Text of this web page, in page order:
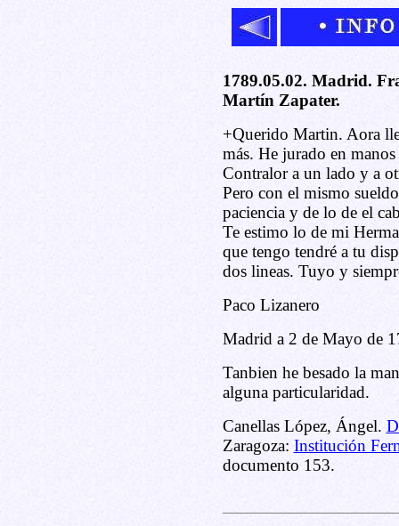
1789.05.02. Madrid.
Martín Zapater.
+Querido Martin. Aora
más. He jurado en
Contralor a un lado y a
Pero con el mismo
paciencia y de lo de el
Te estimo lo de mi
que tengo tendré a tu
dos lineas. Tuyo y
Paco Lizanero
Madrid a 2 de Mayo de
Tanbien he besado la
alguna particularidad.
Canellas López, Ángel.
Zaragoza: Institución
documento 153.